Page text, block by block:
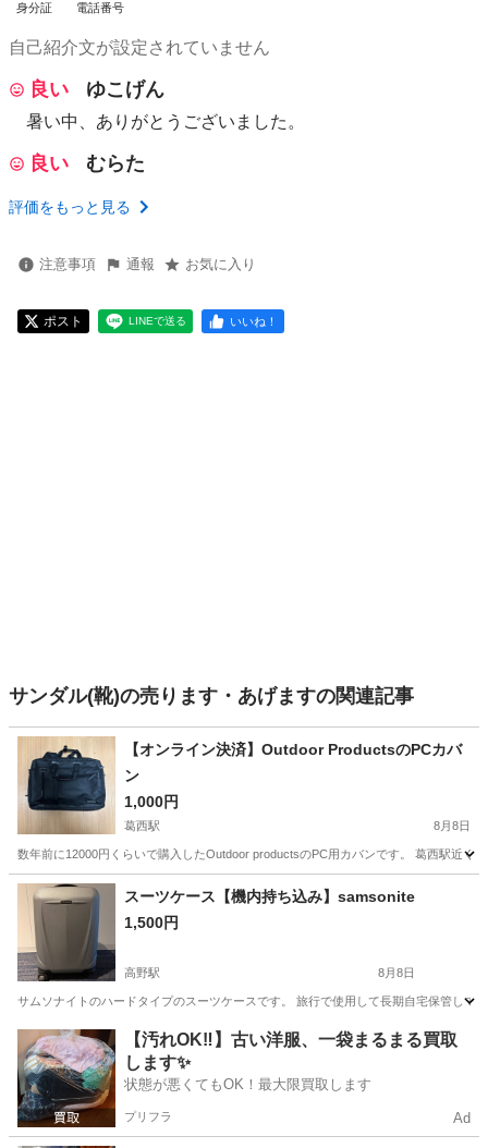
身分証 電話番号
自己紹介文が設定されていません
良い ゆこげん
暑い中、ありがとうございました。
良い むらた
評価をもっと見る
注意事項 通報 お気に入り
ポスト LINEで送る いいね！
サンダル(靴)の売ります・あげますの関連記事
【オンライン決済】Outdoor ProductsのPCカバ
ン
1,000円
葛西駅 8月8日
数年前に12000円くらいで購入したOutdoor productsのPC用カバンです。 葛西駅近く
東京 江戸川区 葛西駅 バッグ カバン
スーツケース【機内持ち込み】samsonite
1,500円
高野駅 8月8日
サムソナイトのハードタイプのスーツケースです。 旅行で使用して長期自宅保管し
東京 足立区 高野駅 バッグ
【汚れOK‼️】古い洋服、一袋まるまる買取
します✨
状態が悪くてもOK！最大限買取します
プリフラ Ad